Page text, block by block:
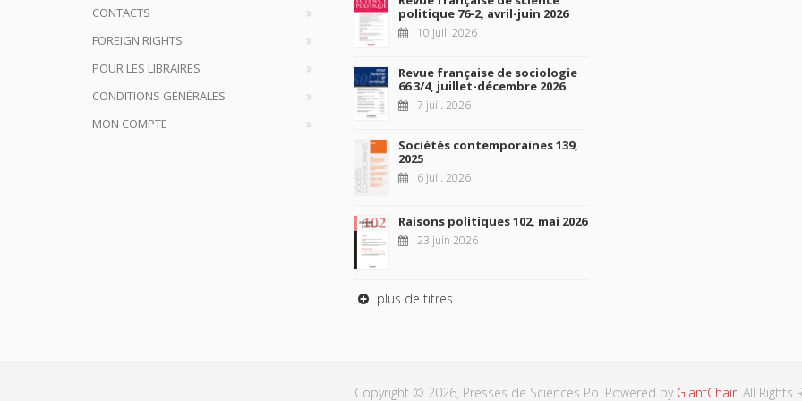
CONTACTS
FOREIGN RIGHTS
POUR LES LIBRAIRES
CONDITIONS GÉNÉRALES
MON COMPTE
politique 76-2, avril-juin 2026
10 juil. 2026
Revue française de sociologie
66 3/4, juillet-décembre 2026
7 juil. 2026
Sociétés contemporaines 139,
2025
6 juil. 2026
Raisons politiques 102, mai 2026
23 juin 2026
plus de titres
Copyright © 2026, Presses de Sciences Po. Powered by GiantChair. All Rights